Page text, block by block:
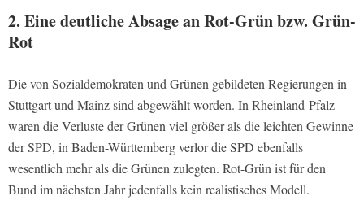
2. Eine deutliche Absage an Rot-Grün bzw. Grün-
Rot
Die von Sozialdemokraten und Grünen gebildeten Regierungen in
Stuttgart und Mainz sind abgewählt worden. In Rheinland-Pfalz
waren die Verluste der Grünen viel größer als die leichten Gewinne
der SPD, in Baden-Württemberg verlor die SPD ebenfalls
wesentlich mehr als die Grünen zulegten. Rot-Grün ist für den
Bund im nächsten Jahr jedenfalls kein realistisches Modell.